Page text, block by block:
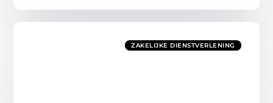
ZAKELIJKE DIENSTVERLENING